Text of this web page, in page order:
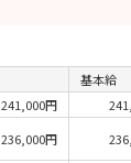
基本給
241,000円
236,000円